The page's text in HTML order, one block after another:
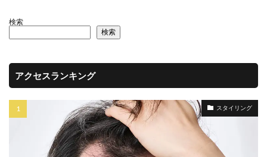
検索
検索
アクセスランキング
スタイリング